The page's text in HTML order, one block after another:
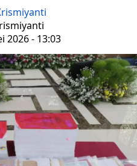
2026 - 13:03